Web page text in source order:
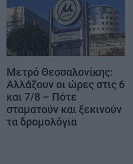
Μετρό Θεσσαλονίκης:
Αλλάζουν οι ώρες στις 6
και 7/8 – Πότε
σταματούν και ξεκινούν
τα δρομολόγια